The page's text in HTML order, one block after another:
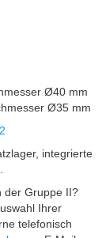
Ø40 mm
Ø35 mm
integrierte
der Gruppe II?
Ihrer
telefonisch